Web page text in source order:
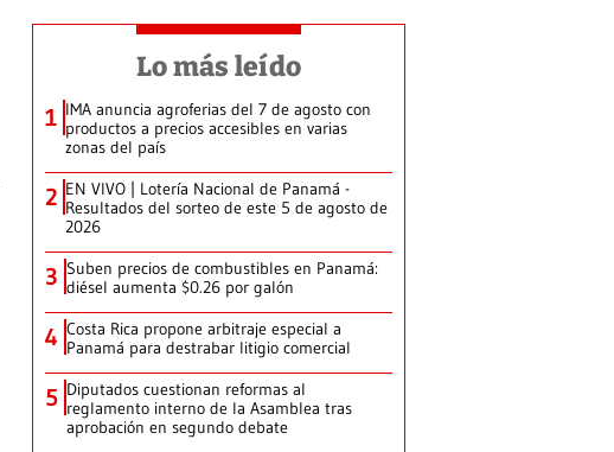
Lo más leído
1 IMA anuncia agroferias del 7 de agosto con
productos a precios accesibles en varias
zonas del país
2 EN VIVO | Lotería Nacional de Panamá -
Resultados del sorteo de este 5 de agosto de
2026
3 Suben precios de combustibles en Panamá:
diésel aumenta $0.26 por galón
4 Costa Rica propone arbitraje especial a
Panamá para destrabar litigio comercial
5 Diputados cuestionan reformas al
reglamento interno de la Asamblea tras
aprobación en segundo debate